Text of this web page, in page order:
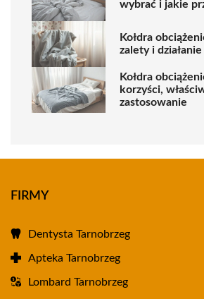
wybrać i jakie
Kołdra
zalety i
Kołdra
korzyści,
zastosowanie
FIRMY
Dentysta Tarnobrzeg
Apteka Tarnobrzeg
Lombard Tarnobrzeg